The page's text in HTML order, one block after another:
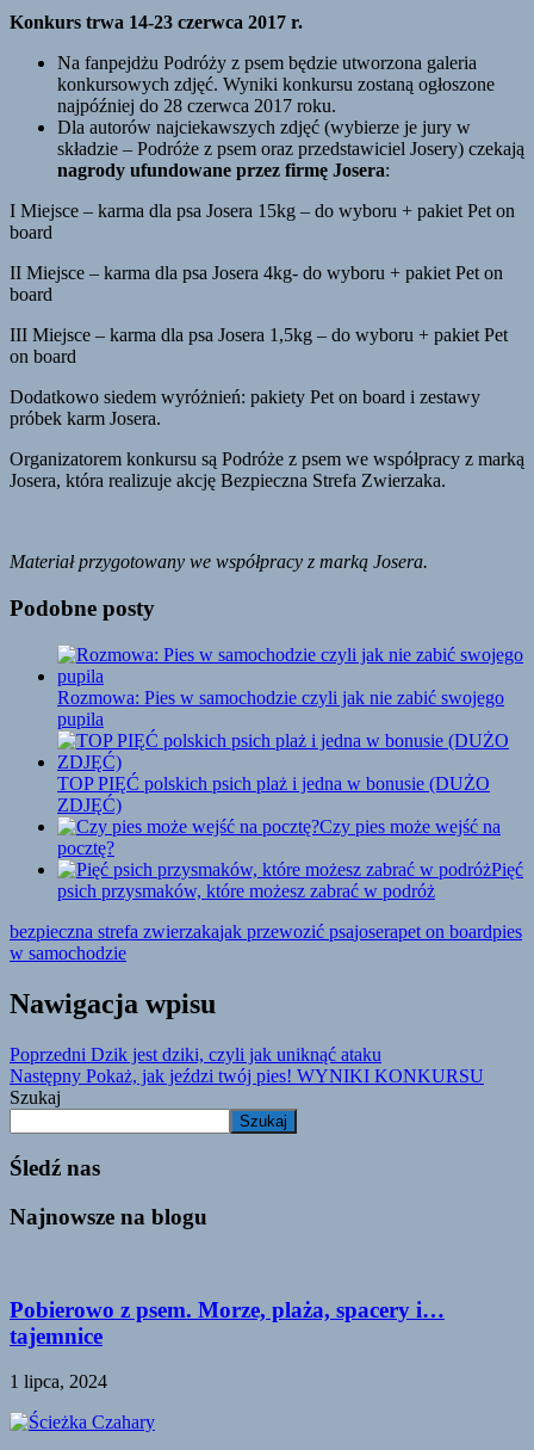
Konkurs trwa 14-23 czerwca 2017 r.
Na fanpejdżu Podróży z psem będzie utworzona galeria
konkursowych zdjęć. Wyniki konkursu zostaną ogłoszone
najpóźniej do 28 czerwca 2017 roku.
Dla autorów najciekawszych zdjęć (wybierze je jury w
składzie – Podróże z psem oraz przedstawiciel Josery) czekają
nagrody ufundowane przez firmę Josera:
I Miejsce – karma dla psa Josera 15kg – do wyboru + pakiet Pet on
board
II Miejsce – karma dla psa Josera 4kg- do wyboru + pakiet Pet on
board
III Miejsce – karma dla psa Josera 1,5kg – do wyboru + pakiet Pet
on board
Dodatkowo siedem wyróżnień: pakiety Pet on board i zestawy
próbek karm Josera.
Organizatorem konkursu są Podróże z psem we współpracy z marką
Josera, która realizuje akcję Bezpieczna Strefa Zwierzaka.
Materiał przygotowany we współpracy z marką Josera.
Podobne posty
Rozmowa: Pies w samochodzie czyli jak nie zabić swojego
pupila
TOP PIĘĆ polskich psich plaż i jedna w bonusie (DUŻO
ZDJĘĆ)
Czy pies może wejść na
pocztę?
Pięć
psich przysmaków, które możesz zabrać w podróż
bezpieczna strefa zwierzakajak przewozić psajoserapet on boardpies
w samochodzie
Nawigacja wpisu
Poprzedni Dzik jest dziki, czyli jak uniknąć ataku
Następny Pokaż, jak jeździ twój pies! WYNIKI KONKURSU
Szukaj
Szukaj
Śledź nas
Najnowsze na blogu
Pobierowo z psem. Morze, plaża, spacery i…
tajemnice
1 lipca, 2024